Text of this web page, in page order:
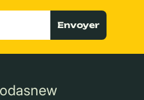
Envoyer